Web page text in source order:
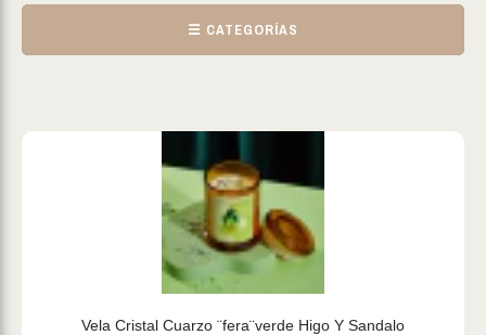
☰ CATEGORÍAS
Vela Cristal Cuarzo ¨fera¨verde Higo Y Sandalo